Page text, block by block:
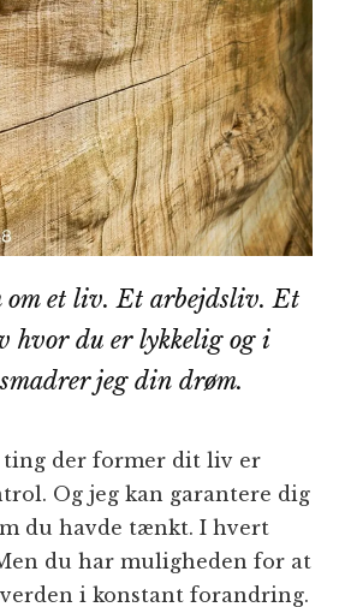
om et liv. Et arbejdsliv. Et
du er lykkelig og i
jeg din drøm.
ting der former dit liv er
Og jeg kan garantere dig
du havde tænkt. I hvert
du har muligheden for at
i konstant forandring.